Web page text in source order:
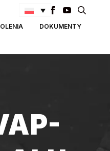
Search
DOKUMENTY